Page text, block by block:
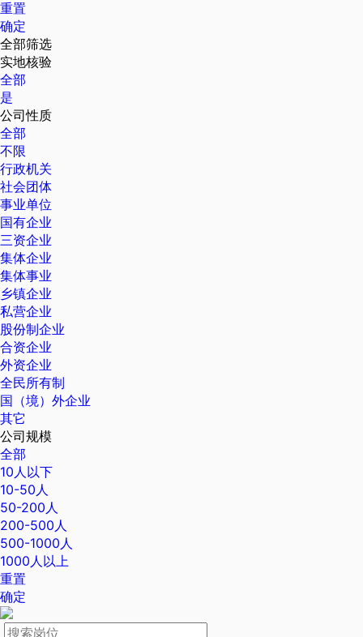
重置
确定
全部筛选
实地核验
全部
是
公司性质
全部
不限
行政机关
社会团体
事业单位
国有企业
三资企业
集体企业
集体事业
乡镇企业
私营企业
股份制企业
合资企业
外资企业
全民所有制
国（境）外企业
其它
公司规模
全部
10人以下
10-50人
50-200人
200-500人
500-1000人
1000人以上
重置
确定